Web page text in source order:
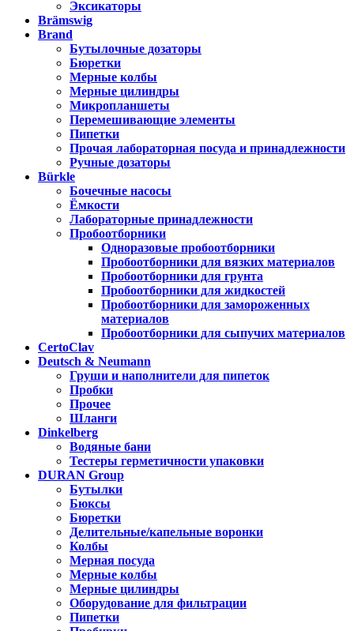
Эксикаторы
Brämswig
Brand
Бутылочные дозаторы
Бюретки
Мерные колбы
Мерные цилиндры
Микропланшеты
Перемешивающие элементы
Пипетки
Прочая лабораторная посуда и принадлежности
Ручные дозаторы
Bürkle
Бочечные насосы
Ёмкости
Лабораторные принадлежности
Пробоотборники
Одноразовые пробоотборники
Пробоотборники для вязких материалов
Пробоотборники для грунта
Пробоотборники для жидкостей
Пробоотборники для замороженных
материалов
Пробоотборники для сыпучих материалов
CertoClav
Deutsch & Neumann
Груши и наполнители для пипеток
Пробки
Прочее
Шланги
Dinkelberg
Водяные бани
Тестеры герметичности упаковки
DURAN Group
Бутылки
Бюксы
Бюретки
Делительные/капельные воронки
Колбы
Мерная посуда
Мерные колбы
Мерные цилиндры
Оборудование для фильтрации
Пипетки